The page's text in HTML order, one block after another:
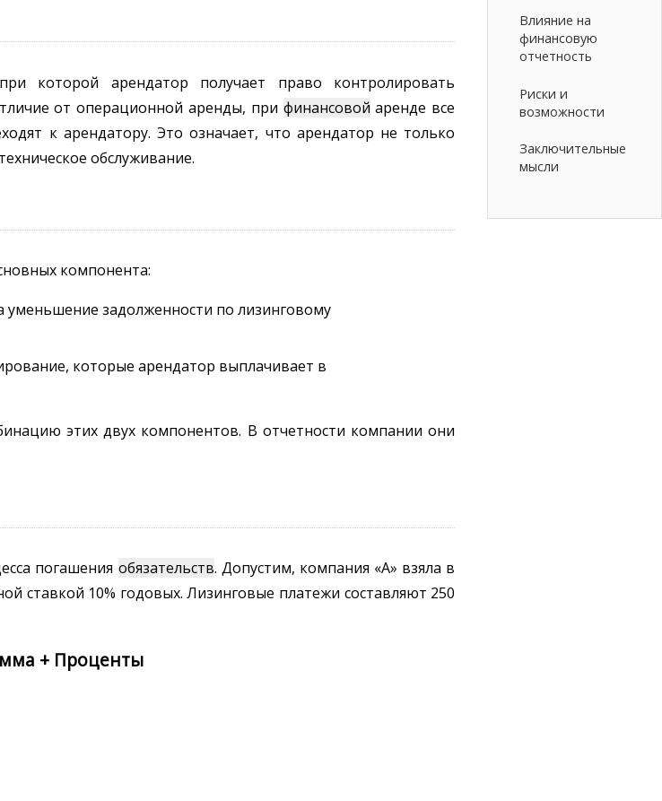
которой арендатор получает право контролировать
от операционной аренды, при финансовой аренде все
к арендатору. Это означает, что арендатор не только
обслуживание.
компонента:
уменьшение задолженности по лизинговому
которые арендатор выплачивает в
этих двух компонентов. В отчетности компании они
погашения обязательств. Допустим, компания «А» взяла в
ставкой 10% годовых. Лизинговые платежи составляют 250
+ Проценты
Влияние на
финансовую
отчетность
Риски и
возможности
Заключительные
мысли